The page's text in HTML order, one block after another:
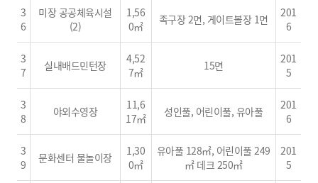
3
6
미장 공공체육시설
(2)
1,56
0㎡
족구장 2면, 게이트볼장 1면
201
6
3
7
실내배드민턴장
4,52
7㎡
15면
201
5
3
8
야외수영장
11,6
17㎡
성인풀, 어린이풀, 유아풀
201
6
3
9
문화센터 물놀이장
1,30
0㎡
유아풀 128㎡, 어린이풀 249
㎡ 데크 250㎡
201
5